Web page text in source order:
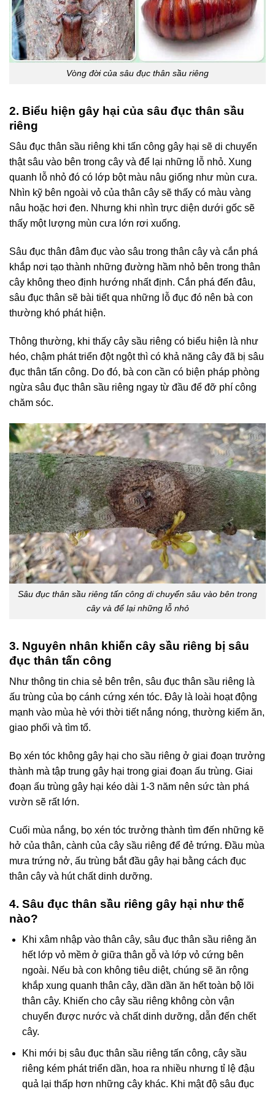
Vòng đời của sâu đục thân sầu riêng
2. Biểu hiện gây hại của sâu đục thân sầu
riêng
Sâu đục thân sầu riêng khi tấn công gây hại sẽ di chuyển
thật sâu vào bên trong cây và để lại những lỗ nhỏ. Xung
quanh lỗ nhỏ đó có lớp bột màu nâu giống như mùn cưa.
Nhìn kỹ bên ngoài vỏ của thân cây sẽ thấy có màu vàng
nâu hoặc hơi đen. Nhưng khi nhìn trực diện dưới gốc sẽ
thấy một lượng mùn cưa lớn rơi xuống.
Sâu đục thân đâm đục vào sâu trong thân cây và cắn phá
khắp nơi tạo thành những đường hầm nhỏ bên trong thân
cây không theo định hướng nhất định. Cắn phá đến đâu,
sâu đục thân sẽ bài tiết qua những lỗ đục đó nên bà con
thường khó phát hiện.
Thông thường, khi thấy cây sầu riêng có biểu hiện là như
héo, chậm phát triển đột ngột thì có khả năng cây đã bị sâu
đục thân tấn công. Do đó, bà con cần có biện pháp phòng
ngừa sâu đục thân sầu riêng ngay từ đầu để đỡ phí công
chăm sóc.
Sâu đục thân sầu riêng tấn công di chuyển sâu vào bên trong
cây và để lại những lỗ nhỏ
3. Nguyên nhân khiến cây sầu riêng bị sâu
đục thân tấn công
Như thông tin chia sẻ bên trên, sâu đục thân sầu riêng là
ấu trùng của bọ cánh cứng xén tóc. Đây là loài hoạt động
mạnh vào mùa hè với thời tiết nắng nóng, thường kiếm ăn,
giao phối và tìm tổ.
Bọ xén tóc không gây hại cho sầu riêng ở giai đoạn trưởng
thành mà tập trung gây hại trong giai đoạn ấu trùng. Giai
đoạn ấu trùng gây hại kéo dài 1-3 năm nên sức tàn phá
vườn sẽ rất lớn.
Cuối mùa nắng, bọ xén tóc trưởng thành tìm đến những kẽ
hở của thân, cành của cây sầu riêng để đẻ trứng. Đầu mùa
mưa trứng nở, ấu trùng bắt đầu gây hại bằng cách đục
thân cây và hút chất dinh dưỡng.
4. Sâu đục thân sầu riêng gây hại như thế
nào?
Khi xâm nhập vào thân cây, sâu đục thân sầu riêng ăn
hết lớp vỏ mềm ở giữa thân gỗ và lớp vỏ cứng bên
ngoài. Nếu bà con không tiêu diệt, chúng sẽ ăn rộng
khắp xung quanh thân cây, dần dần ăn hết toàn bộ lõi
thân cây. Khiến cho cây sầu riêng không còn vận
chuyển được nước và chất dinh dưỡng, dẫn đến chết
cây.
Khi mới bị sâu đục thân sầu riêng tấn công, cây sầu
riêng kém phát triển dần, hoa ra nhiều nhưng tỉ lệ đậu
quả lại thấp hơn những cây khác. Khi mật độ sâu đục